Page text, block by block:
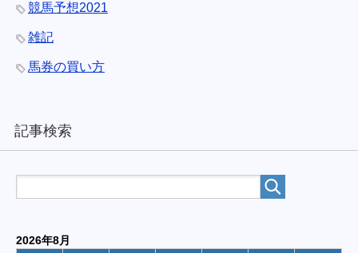
競馬予想2021
雑記
馬券の買い方
記事検索
2026年8月